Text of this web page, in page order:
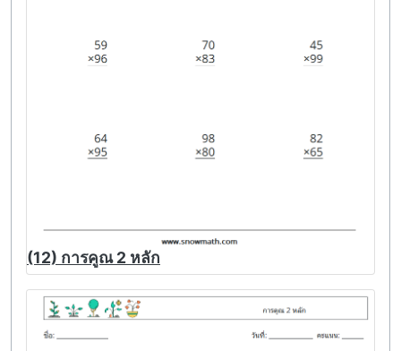
(12) การคูณ 2 หลัก